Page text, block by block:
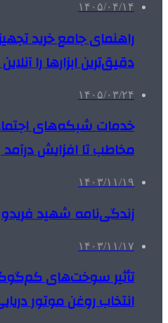
۱۴۰۵/۰۴/۱۴
راهنمای جامع خرید
دقیق‌ترین ابزارها را
۱۴۰۵/۰۳/۲۴
مخاطب تا افزایش درآمد
۱۴۰۳/۱۱/۱۹
زندگی‌نامه شهید
۱۴۰۳/۱۱/۱۷
انتخاب روغن موتور